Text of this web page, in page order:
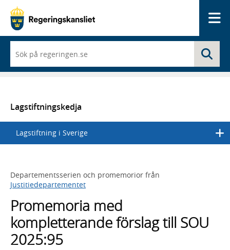
du
börjar
skriva
en
lista
med
sökförslag
Lagstiftningskedja
Lagstiftning i Sverige
Departementsserien och promemorior från
Justitiedepartementet
Promemoria med
kompletterande förslag till SOU
2025:95